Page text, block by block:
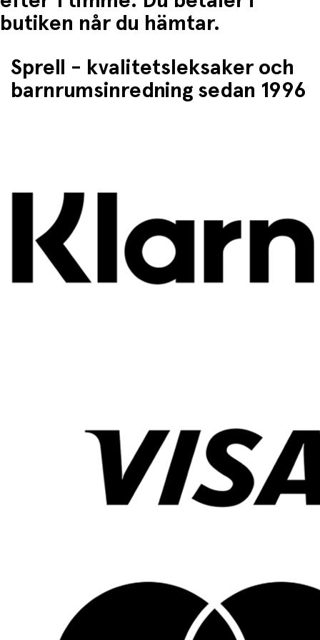
butiken når du hämtar.
Sprell - kvalitetsleksaker och
barnrumsinredning sedan 1996